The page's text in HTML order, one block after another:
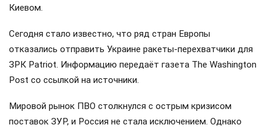
Киевом.
Сегодня стало известно, что ряд стран Европы
отказались отправить Украине ракеты-перехватчики для
ЗРК Patriot. Информацию передаёт газета The Washington
Post со ссылкой на источники.
Мировой рынок ПВО столкнулся с острым кризисом
поставок ЗУР, и Россия не стала исключением. Однако